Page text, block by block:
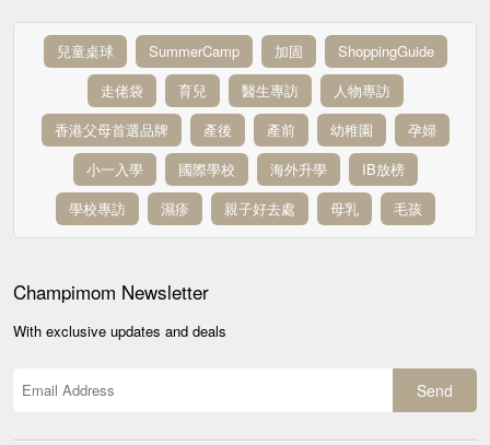
兒童桌球 SummerCamp 加固
ShoppingGuide
走佬袋
育兒 醫生專訪
人物專訪
香港父母首選品牌
產後 產前 幼稚園
孕婦
小一入學
國際學校 海外升學
IB放榜
學校專訪
濕疹 親子好去處 母乳 毛孩
Champimom Newsletter
With exclusive updates and deals
Send